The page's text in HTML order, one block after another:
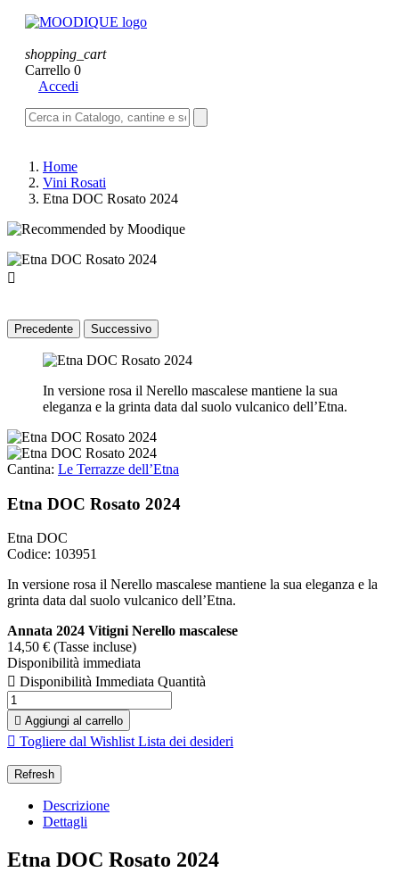
shopping_cart
Carrello 0
Accedi
Home
Vini Rosati
Etna DOC Rosato 2024

Precedente Successivo
In versione rosa il Nerello mascalese mantiene la sua
eleganza e la grinta data dal suolo vulcanico dell’Etna.
Cantina: Le Terrazze dell’Etna
Etna DOC Rosato 2024
Etna DOC
Codice: 103951
In versione rosa il Nerello mascalese mantiene la sua eleganza e la
grinta data dal suolo vulcanico dell’Etna.
Annata 2024 Vitigni Nerello mascalese
14,50 € (Tasse incluse)
Disponibilità immediata
 Disponibilità Immediata Quantità
 Aggiungi al carrello
 Togliere dal Wishlist Lista dei desideri
Descrizione
Dettagli
Etna DOC Rosato 2024